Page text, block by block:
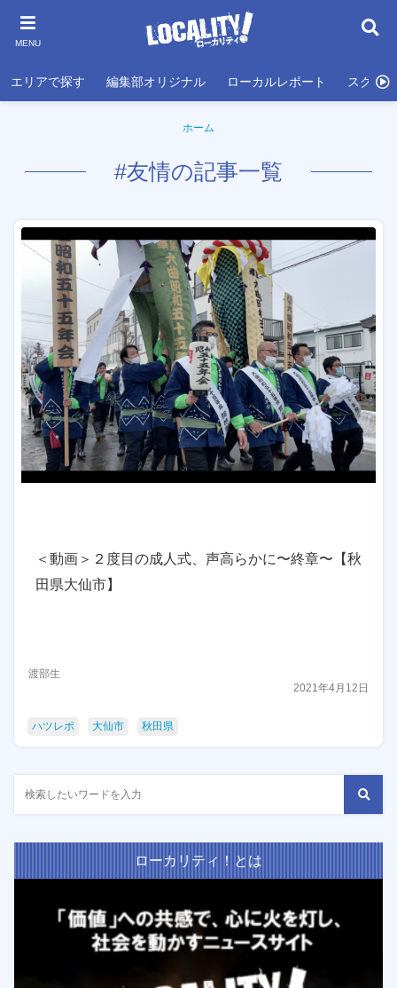
MENU
エリアで探す 編集部オリジナル ローカルレポート スクール
ホーム
#友情の記事一覧
＜動画＞２度目の成人式、声高らかに〜終章〜【秋
田県大仙市】
渡部生
2021年4月12日
ハツレポ 大仙市 秋田県
ローカリティ！とは